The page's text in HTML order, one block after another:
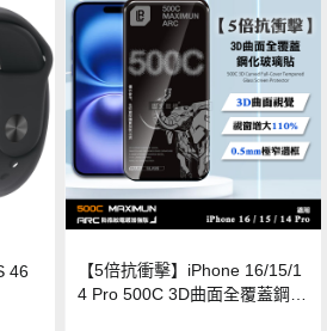
46
【5倍抗衝擊】iPhone 16/15/1
4 Pro 500C 3D曲面全覆蓋鋼化